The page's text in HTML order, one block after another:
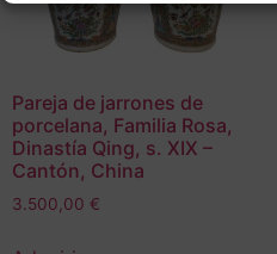
Pareja de jarrones de
porcelana, Familia Rosa,
Dinastía Qing, s. XIX –
Cantón, China
3.500,00 €